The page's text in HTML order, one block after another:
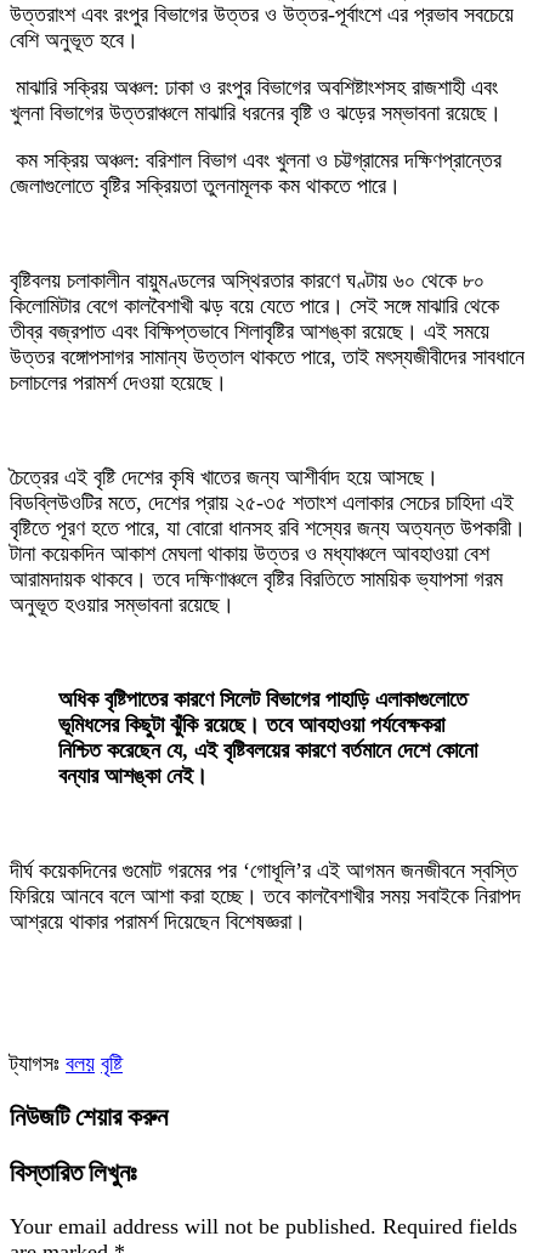
উত্তরাংশ এবং রংপুর বিভাগের উত্তর ও উত্তর-পূর্বাংশে এর প্রভাব সবচেয়ে
বেশি অনুভূত হবে।
‎ মাঝারি সক্রিয় অঞ্চল: ঢাকা ও রংপুর বিভাগের অবশিষ্টাংশসহ রাজশাহী এবং
খুলনা বিভাগের উত্তরাঞ্চলে মাঝারি ধরনের বৃষ্টি ও ঝড়ের সম্ভাবনা রয়েছে।
‎ কম সক্রিয় অঞ্চল: বরিশাল বিভাগ এবং খুলনা ও চট্টগ্রামের দক্ষিণপ্রান্তের
জেলাগুলোতে বৃষ্টির সক্রিয়তা তুলনামূলক কম থাকতে পারে।
‎বৃষ্টিবলয় চলাকালীন বায়ুমণ্ডলের অস্থিরতার কারণে ঘণ্টায় ৬০ থেকে ৮০
কিলোমিটার বেগে কালবৈশাখী ঝড় বয়ে যেতে পারে। সেই সঙ্গে মাঝারি থেকে
তীব্র বজ্রপাত এবং বিক্ষিপ্তভাবে শিলাবৃষ্টির আশঙ্কা রয়েছে। এই সময়ে
উত্তর বঙ্গোপসাগর সামান্য উত্তাল থাকতে পারে, তাই মৎস্যজীবীদের সাবধানে
চলাচলের পরামর্শ দেওয়া হয়েছে।
‎চৈত্রের এই বৃষ্টি দেশের কৃষি খাতের জন্য আশীর্বাদ হয়ে আসছে।
বিডব্লিউওটির মতে, দেশের প্রায় ২৫-৩৫ শতাংশ এলাকার সেচের চাহিদা এই
বৃষ্টিতে পূরণ হতে পারে, যা বোরো ধানসহ রবি শস্যের জন্য অত্যন্ত উপকারী।
টানা কয়েকদিন আকাশ মেঘলা থাকায় উত্তর ও মধ্যাঞ্চলে আবহাওয়া বেশ
আরামদায়ক থাকবে। তবে দক্ষিণাঞ্চলে বৃষ্টির বিরতিতে সাময়িক ভ্যাপসা গরম
অনুভূত হওয়ার সম্ভাবনা রয়েছে।
‎অধিক বৃষ্টিপাতের কারণে সিলেট বিভাগের পাহাড়ি এলাকাগুলোতে
ভূমিধসের কিছুটা ঝুঁকি রয়েছে। তবে আবহাওয়া পর্যবেক্ষকরা
নিশ্চিত করেছেন যে, এই বৃষ্টিবলয়ের কারণে বর্তমানে দেশে কোনো
বন্যার আশঙ্কা নেই।
‎দীর্ঘ কয়েকদিনের গুমোট গরমের পর ‘গোধূলি’র এই আগমন জনজীবনে স্বস্তি
ফিরিয়ে আনবে বলে আশা করা হচ্ছে। তবে কালবৈশাখীর সময় সবাইকে নিরাপদ
আশ্রয়ে থাকার পরামর্শ দিয়েছেন বিশেষজ্ঞরা।
ট্যাগসঃ বলয় বৃষ্টি
নিউজটি শেয়ার করুন
বিস্তারিত লিখুনঃ
Your email address will not be published. Required fields